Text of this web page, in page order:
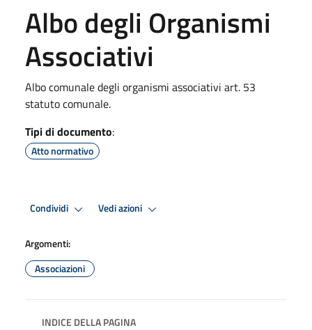
Albo degli Organismi
Associativi
Albo comunale degli organismi associativi art. 53
statuto comunale.
Tipi di documento:
Atto normativo
Condividi Vedi azioni
Argomenti:
Associazioni
INDICE DELLA PAGINA